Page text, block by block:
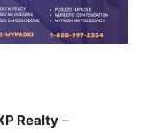
Realty –